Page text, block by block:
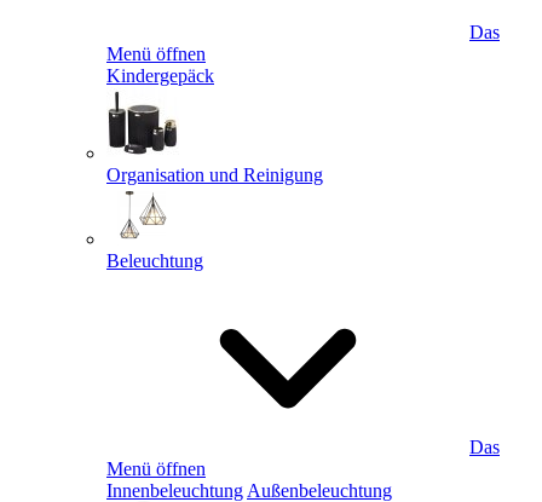
Das
Menü öffnen
Kindergepäck
Organisation und Reinigung
Beleuchtung
Das
Menü öffnen
Innenbeleuchtung Außenbeleuchtung